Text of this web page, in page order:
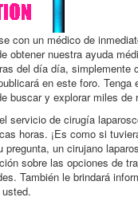
con un médico de
obtener nuestra ayuda
del día día, simplemente
en este foro.
buscar y explorar miles
servicio de cirugía
horas. ¡Es como si
un cirujano
sobre las opciones de
También le brindará